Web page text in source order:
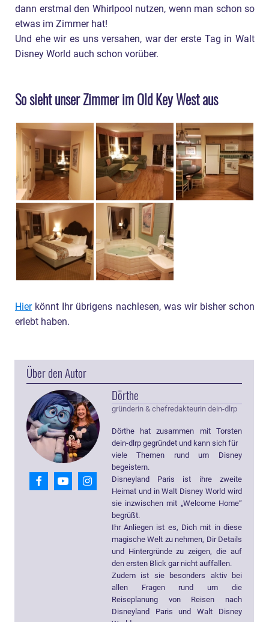
dann erstmal den Whirlpool nutzen, wenn man schon so
etwas im Zimmer hat!
Und ehe wir es uns versahen, war der erste Tag in Walt
Disney World auch schon vorüber.
So sieht unser Zimmer im Old Key West aus
Hierkönnt Ihr übrigens nachlesen, was wir bisher schon
erlebt haben.
Über den Autor
Dörthe
gründerin & chefredakteurin dein-dlrp
Dörthe hat zusammen mit Torsten
dein-dlrp gegründet und kann sich für
viele Themen rund um Disney
begeistern.
Disneyland Paris ist ihre zweite
Heimat und in Walt Disney World wird
sie inzwischen mit „Welcome Home“
begrüßt.
Ihr Anliegen ist es, Dich mit in diese
magische Welt zu nehmen, Dir Details
und Hintergründe zu zeigen, die auf
den ersten Blick gar nicht auffallen.
Zudem ist sie besonders aktiv bei
allen Fragen rund um die
Reiseplanung von Reisen nach
Disneyland Paris und Walt Disney